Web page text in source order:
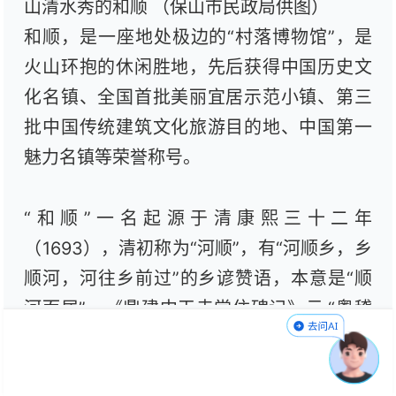
山清水秀的和顺 （保山市民政局供图）
和顺，是一座地处极边的“村落博物馆”，是
火山环抱的休闲胜地，先后获得中国历史文
化名镇、全国首批美丽宜居示范小镇、第三
批中国传统建筑文化旅游目的地、中国第一
魅力名镇等荣誉称号。
“和顺”一名起源于清康熙三十二年
（1693），清初称为“河顺”，有“河顺乡，乡
顺河，河往乡前过”的乡谚赞语，本意是“顺
河而居”。《鼎建中天寺常住碑记》云:“粤稽
河顺一区，自朱明正统以来，其间户口殷
繁，人文蔚起，而丰足盈宁，代不乏人。”后